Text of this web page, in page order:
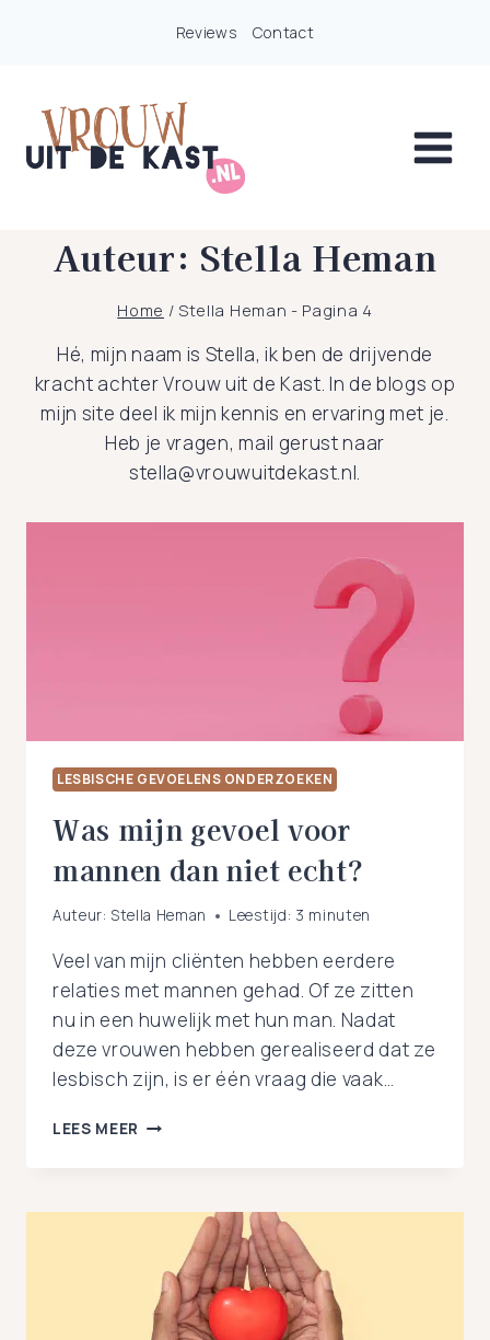
Reviews Contact
Auteur: Stella Heman
Home / Stella Heman - Pagina 4
Hé, mijn naam is Stella, ik ben de drijvende
kracht achter Vrouw uit de Kast. In de blogs op
mijn site deel ik mijn kennis en ervaring met je.
Heb je vragen, mail gerust naar
stella@vrouwuitdekast.nl.
LESBISCHE GEVOELENS ONDERZOEKEN
Was mijn gevoel voor
mannen dan niet echt?
Auteur: Stella Heman Leestijd: 3 minuten
Veel van mijn cliënten hebben eerdere
relaties met mannen gehad. Of ze zitten
nu in een huwelijk met hun man. Nadat
deze vrouwen hebben gerealiseerd dat ze
lesbisch zijn, is er één vraag die vaak…
LEES MEER WAS
MANNEN
ECHT?